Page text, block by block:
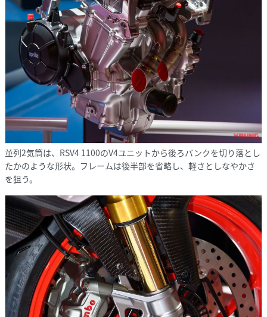
並列2気筒は、RSV4 1100のV4ユニットから後ろバンクを切り落とし
たかのような形状。フレームは後半部を省略し、軽さとしなやかさ
を狙う。